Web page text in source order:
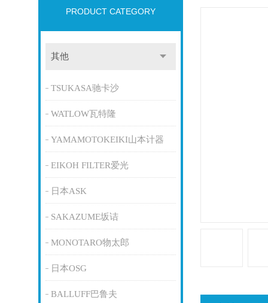
PRODUCT CATEGORY
其他
TSUKASA驰卡沙
WATLOW瓦特隆
YAMAMOTOKEIKI山本计器
EIKOH FILTER爱光
日本ASK
SAKAZUME坂诘
MONOTARO物太郎
日本OSG
BALLUFF巴鲁夫